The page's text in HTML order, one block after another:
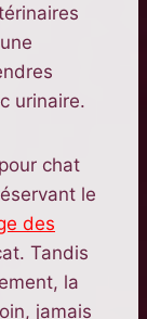
urinaire.
chat
le
des
Tandis
la
jamais